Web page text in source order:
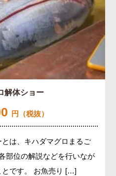
解体ショー
円（税抜）
は、キハダマグロまるご
部位の解説などを行いなが
とです。 お魚売り […]